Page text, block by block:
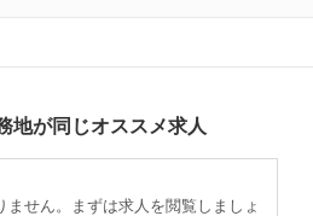
地が同じオススメ求人
ません。まずは求人を閲覧しましょ